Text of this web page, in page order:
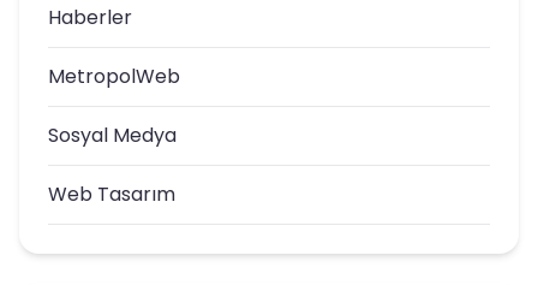
Haberler
MetropolWeb
Sosyal Medya
Web Tasarım